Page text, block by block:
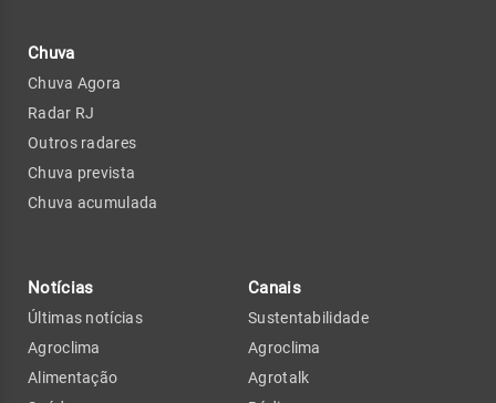
Chuva
Chuva Agora
Radar RJ
Outros radares
Chuva prevista
Chuva acumulada
Notícias
Últimas notícias
Agroclima
Alimentação
Canais
Sustentabilidade
Agroclima
Agrotalk